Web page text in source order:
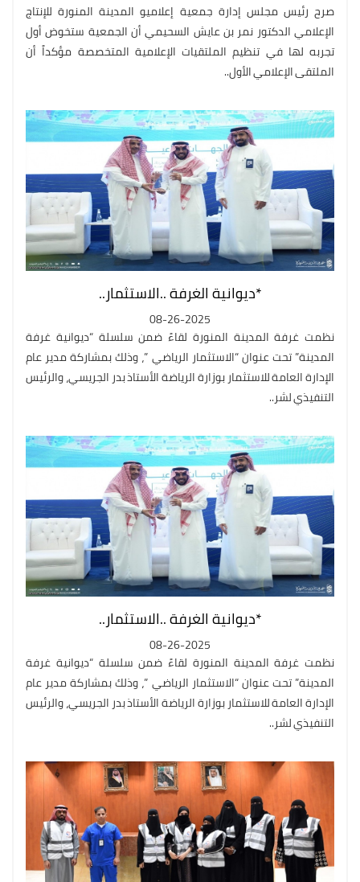
صرح رئيس مجلس إدارة جمعية إعلاميو المدينة المنورة للإنتاج
الإعلامي الدكتور نمر بن عايش السحيمي أن الجمعية ستخوض أول
تجربه لها في تنظيم الملتقيات الإعلامية المتخصصة مؤكداً أن
الملتقى الإعلامي الأول..
*ديوانية الغرفة ..الاستثمار..
08-26-2025
نظمت غرفة المدينة المنورة لقاءً ضمن سلسلة “ديوانية غرفة
المدينة” تحت عنوان “الاستثمار الرياضي ”، وذلك بمشاركة مدير عام
الإدارة العامة للاستثمار بوزارة الرياضة الأستاذ بدر الجريسي، والرئيس
التنفيذي لشر..
*ديوانية الغرفة ..الاستثمار..
08-26-2025
نظمت غرفة المدينة المنورة لقاءً ضمن سلسلة “ديوانية غرفة
المدينة” تحت عنوان “الاستثمار الرياضي ”، وذلك بمشاركة مدير عام
الإدارة العامة للاستثمار بوزارة الرياضة الأستاذ بدر الجريسي، والرئيس
التنفيذي لشر..